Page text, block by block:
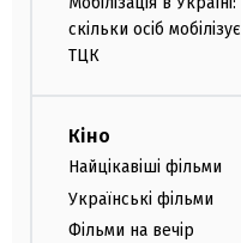
скільки осіб мобілізує
ТЦК
Кіно
Найцікавіші фільми
Українські фільми
Фільми на вечір